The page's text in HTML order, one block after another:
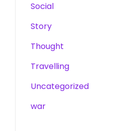
Social
Story
Thought
Travelling
Uncategorized
war